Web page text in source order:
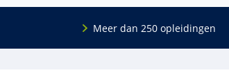
Meer dan 250 opleidingen